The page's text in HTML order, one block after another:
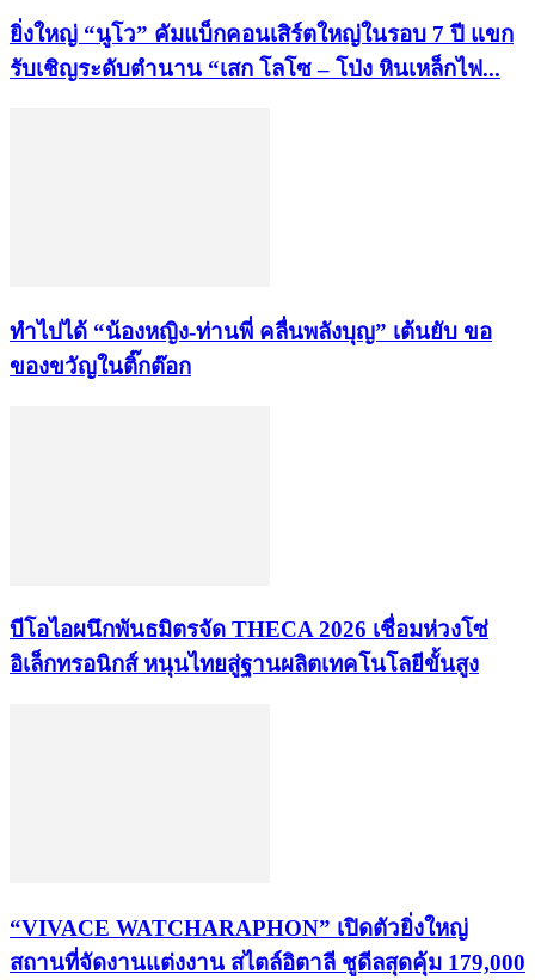
ยิ่งใหญ่ “นูโว” คัมแบ็กคอนเสิร์ตใหญ่ในรอบ 7 ปี แขก
รับเชิญระดับตำนาน “เสก โลโซ – โป่ง หินเหล็กไฟ...
ทำไปได้ “น้องหญิง-ท่านพี่ คลื่นพลังบุญ” เต้นยับ ขอ
ของขวัญในติ๊กต๊อก
บีโอไอผนึกพันธมิตรจัด THECA 2026 เชื่อมห่วงโซ่
อิเล็กทรอนิกส์ หนุนไทยสู่ฐานผลิตเทคโนโลยีขั้นสูง
“VIVACE WATCHARAPHON” เปิดตัวยิ่งใหญ่
สถานที่จัดงานแต่งงาน สไตล์อิตาลี ชูดีลสุดคุ้ม 179,000